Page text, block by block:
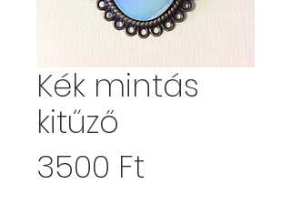
Kék mintás
kitűző
3500 Ft